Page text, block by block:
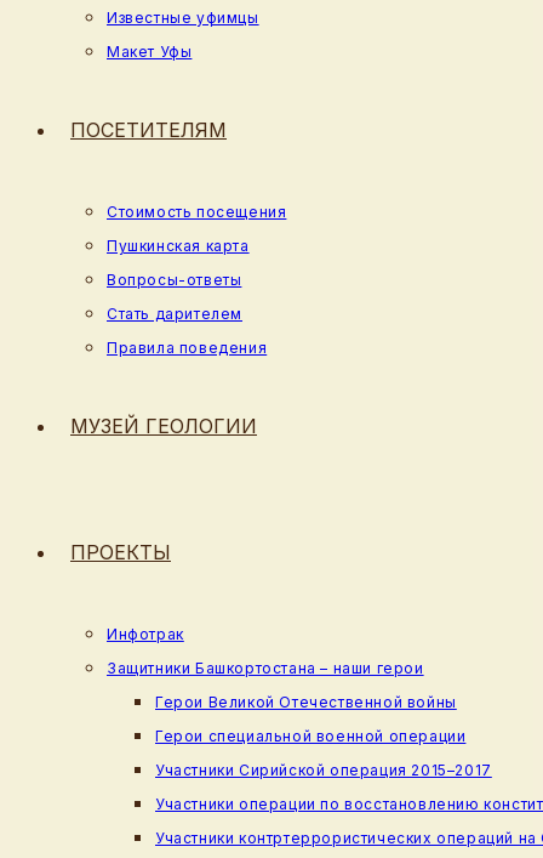
Известные уфимцы
Макет Уфы
ПОСЕТИТЕЛЯМ
Стоимость посещения
Пушкинская карта
Вопросы-ответы
Стать дарителем
Правила поведения
МУЗЕЙ ГЕОЛОГИИ
ПРОЕКТЫ
Инфотрак
Защитники Башкортостана – наши герои
Герои Великой Отечественной войны
Герои специальной военной операции
Участники Сирийской операция 2015–2017
Участники операции по восстановлению
Участники контртеррористических операций